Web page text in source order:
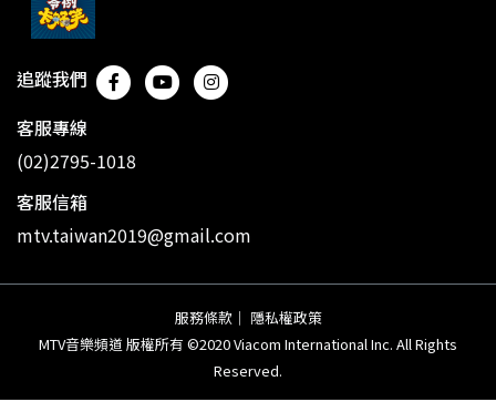
追蹤我們
客服專線
(02)2795-1018
客服信箱
mtv.taiwan2019@gmail.com
服務條款 ｜ 隱私權政策
MTV音樂頻道 版權所有 ©2020 Viacom International Inc. All Rights
Reserved.